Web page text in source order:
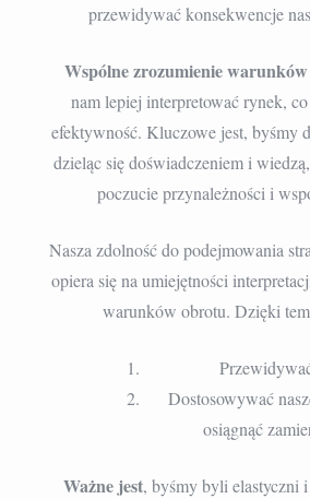
przewidywać konsekwencje
Wspólne zrozumienie
nam lepiej interpretować rynek,
efektywność. Kluczowe jest, byśmy
dzieląc się doświadczeniem i
poczucie przynależności i
Nasza zdolność do podejmowania
opiera się na umiejętności
warunków obrotu. Dzięki
Dostosowywać
osiągnąć
Ważne jest, byśmy byli elastyczni